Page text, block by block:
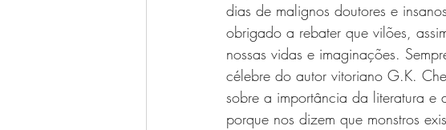
dias de malignos doutores e
obrigado a rebater que vilões,
nossas vidas e imaginações.
célebre do autor vitoriano G.K.
sobre a importância da literatura
porque nos dizem que monstros